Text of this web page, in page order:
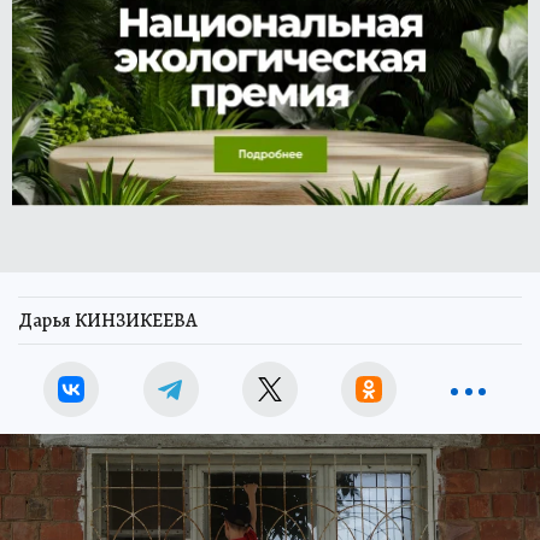
Дарья КИНЗИКЕЕВА